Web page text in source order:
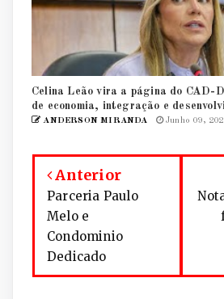
Celina Leão vira a página do CAD-
de economia, integração e
ANDERSON MIRANDA Junho 09,
Anterior
Parceria Paulo
Melo e
Condominio
Dedicado